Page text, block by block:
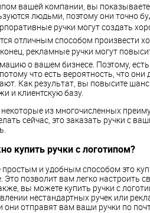
вашей компании, вы
людьми, поэтому они точно
ручки могут создать
отличным способом произвести
рекламные ручки могут
о вашем бизнесе. Поэтому,
что есть вероятность, что
Как результат, вы повысите
и клиентскую базу.
из многочисленных
сейчас, это заказать ручки с
купить ручки с логотипом?
и удобным способом это
Это позволит вам легко настроить
вы можете купить ручки с
нестандартных ручек или
они отправят вам ваши ручки по